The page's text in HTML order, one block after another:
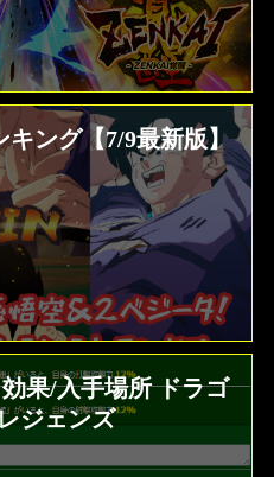
キング【7/9最新版】
ジェンズ